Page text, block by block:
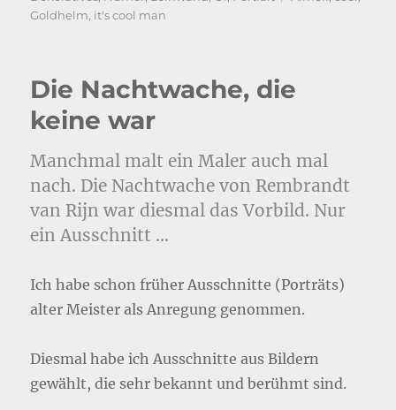
Goldhelm, it's cool man
Die Nachtwache, die
keine war
Manchmal malt ein Maler auch mal
nach. Die Nachtwache von Rembrandt
van Rijn war diesmal das Vorbild. Nur
ein Ausschnitt …
Ich habe schon früher Ausschnitte (Porträts)
alter Meister als Anregung genommen.
Diesmal habe ich Ausschnitte aus Bildern
gewählt, die sehr bekannt und berühmt sind.